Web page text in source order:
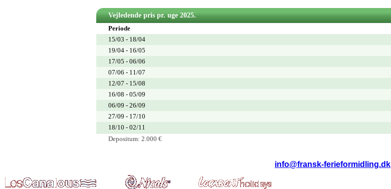
Vejledende pris pr. uge 2025.
Periode
15/03 - 18/04
19/04 - 16/05
17/05 - 06/06
07/06 - 11/07
12/07 - 15/08
16/08 - 05/09
06/09 - 26/09
27/09 - 17/10
18/10 - 02/11
Depositum: 2.000 €
info@fransk-ferieformidling.dk